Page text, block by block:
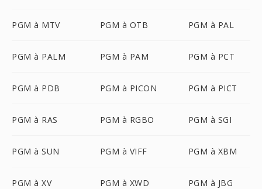
PGM à MTV PGM à OTB PGM à PAL
PGM à PALM PGM à PAM PGM à PCT
PGM à PDB PGM à PICON PGM à PICT
PGM à RAS PGM à RGBO PGM à SGI
PGM à SUN PGM à VIFF PGM à XBM
PGM à XV PGM à XWD PGM à JBG